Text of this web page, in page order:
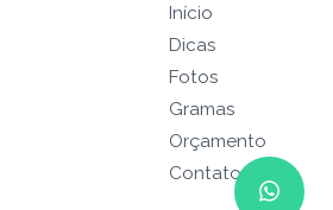
Início
Dicas
Fotos
Gramas
Orçamento
Contato